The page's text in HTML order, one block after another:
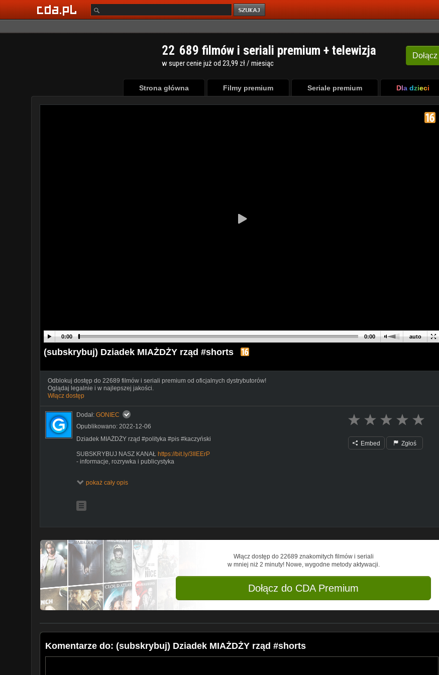
Dołącz
22 689 filmów i seriali premium + telewizja
w super cenie już od 23,99 zł / miesiąc
Strona główna Filmy premium Seriale premium Dla dzieci
auto
0:00 0:00
(subskrybuj) Dziadek MIAŻDŻY rząd #shorts
Odblokuj dostęp do 22689 filmów i seriali premium od oficjalnych dystrybutorów!
Oglądaj legalnie i w najlepszej jakości.
Włącz dostęp
Dodał: GONIEC
Opublikowano: 2022-12-06
Dziadek MIAŻDŻY rząd #polityka #pis #kaczyński
SUBSKRYBUJ NASZ KANAŁ https://bit.ly/3IlEErP
- informacje, rozrywka i publicystyka
na Facebooku:
na Twitterze:
wywiady, tematyka społeczna, debaty i relacje na żywo.
pokaż cały opis
Embed Zgłoś
Włącz dostęp do 22689 znakomitych filmów i seriali
w mniej niż 2 minuty! Nowe, wygodne metody aktywacji.
Dołącz do CDA Premium
Komentarze do: (subskrybuj) Dziadek MIAŻDŻY rząd #shorts